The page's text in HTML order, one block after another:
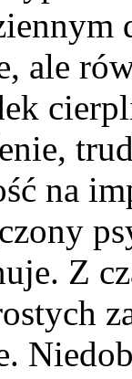
ale
na
Z